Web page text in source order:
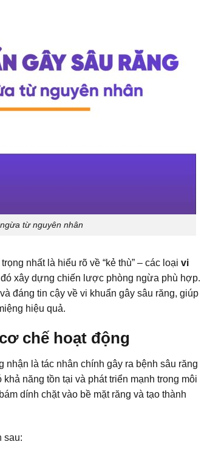
từ nguyên nhân
nhất là hiểu rõ về “kẻ thù” – các loại vi
xây dựng chiến lược phòng ngừa phù hợp.
đáng tin cậy về vi khuẩn gây sâu răng, giúp
hiệu quả.
chế hoạt động
nhận là tác nhân chính gây ra bệnh sâu răng
năng tồn tại và phát triển mạnh trong môi
dính chặt vào bề mặt răng và tạo thành
sau: